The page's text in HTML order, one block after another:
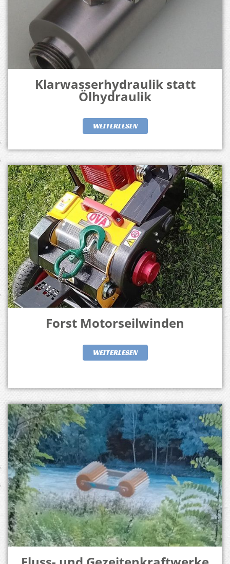
Klarwasserhydraulik statt
Ölhydraulik
WEITERLESEN
Forst Motorseilwinden
WEITERLESEN